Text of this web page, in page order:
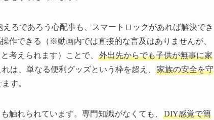
るであろう心配事も、スマートロックがあれば解決でき
作できる（※動画内では直接的な言及はありませんが、
考えられます）ことで、
外出先からでも子供が無事に家
は、単なる便利グッズという枠を超え、
家族の安全を守
す。
触れられています。専門知識がなくても、 DIY感覚で簡